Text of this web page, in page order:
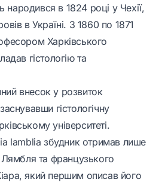
в 1824 році у Чехії,
в Україні. З 1860 по 1871
Харківського
гістологію та
внесок у розвиток
гістологічну
університеті.
lamblia збудник отримав лише
Лямбля та французького
який першим описав його